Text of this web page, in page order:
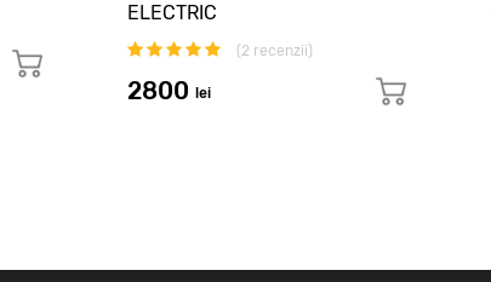
ELECTRIC
(2 recenzii)
2800 lei